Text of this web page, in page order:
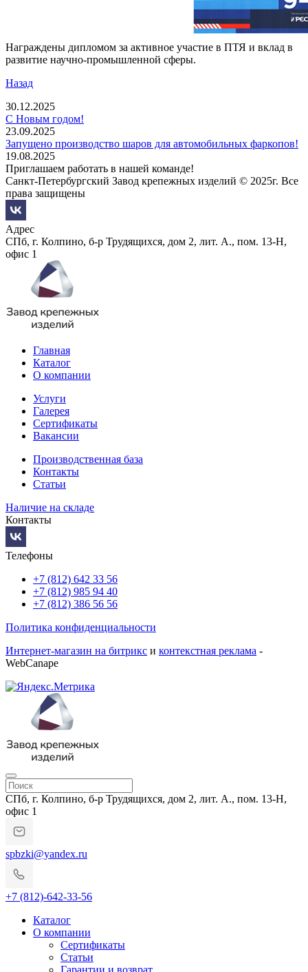
Награждены дипломом за активное участие в ПТЯ и вклад в
развитие научно-промышленной сферы.
Назад
30.12.2025
С Новым годом!
23.09.2025
Запущено производство шаров для автомобильных фаркопов!
19.08.2025
Приглашаем работать в нашей команде!
Санкт-Петербургский Завод крепежных изделий © 2025г. Все
права защищены
Адрес
СПб, г. Колпино, б-р Трудящихся, дом 2, лит. А., пом. 13-Н,
офис 1
Главная
Каталог
О компании
Услуги
Галерея
Сертификаты
Вакансии
Производственная база
Контакты
Статьи
Наличие на складе
Контакты
Телефоны
+7 (812) 642 33 56
+7 (812) 985 94 40
+7 (812) 386 56 56
Политика конфиденциальности
Интернет-магазин на битрикс и контекстная реклама -
WebCanape
СПб, г. Колпино, б-р Трудящихся, дом 2, лит. А., пом. 13-Н,
офис 1
spbzki@yandex.ru
+7 (812)-642-33-56
Каталог
О компании
Сертификаты
Статьи
Гарантии и возврат